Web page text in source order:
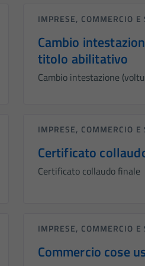
IMPRESE, COMMERCIO E
Cambio
titolo abilitativo
Cambio intestazione
IMPRESE, COMMERCIO E
Certificato
Certificato collaudo finale
IMPRESE, COMMERCIO E
Commercio cose